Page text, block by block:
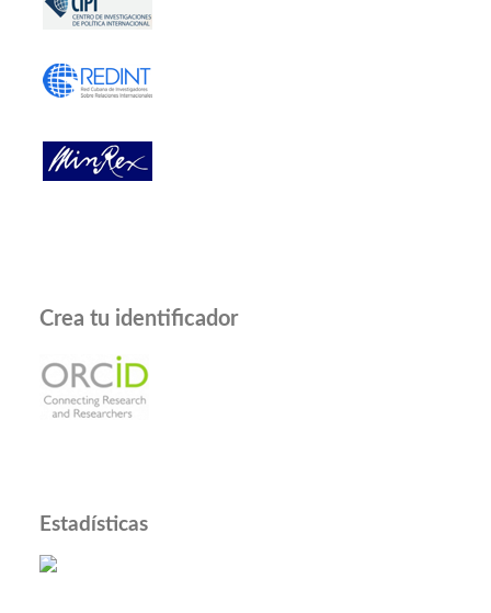
Crea tu identificador
Estadísticas